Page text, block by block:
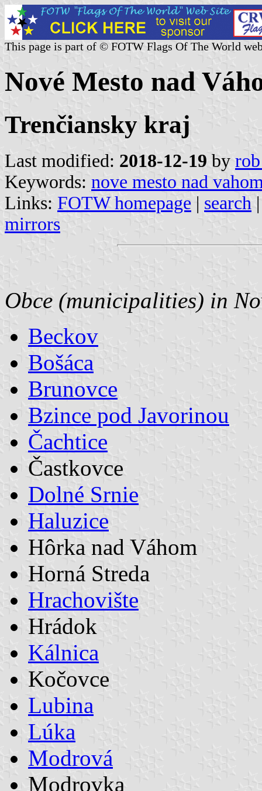
This page is part of © FOTW Flags Of The World
Nové Mesto nad
Trenčiansky kraj
Last modified: 2018-12-19 by
Keywords: nove mesto nad
Links: FOTW homepage | search
mirrors
Obce (municipalities) in
Beckov
Bošáca
Brunovce
Bzince pod Javorinou
Čachtice
Častkovce
Dolné Srnie
Haluzice
Hôrka nad Váhom
Horná Streda
Hrachovište
Hrádok
Kálnica
Kočovce
Lubina
Lúka
Modrová
Modrovka